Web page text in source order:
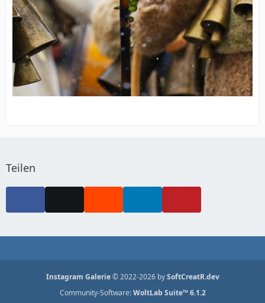
Teilen
Instagram Galerie© 2022-2026 bySoftCreatR.dev
Community-Software:WoltLab Suite™ 6.1.2